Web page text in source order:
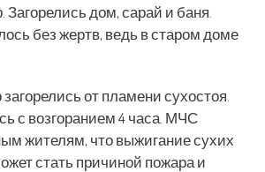
Загорелись дом, сарай и баня.
без жертв, ведь в старом доме
от пламени сухостоя.
с возгоранием 4 часа. МЧС
жителям, что выжигание сухих
стать причиной пожара и